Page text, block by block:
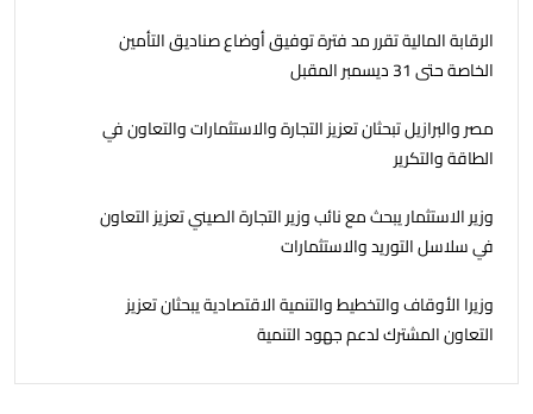
الرقابة المالية تقرر مد فترة توفيق أوضاع صناديق التأمين
الخاصة حتى 31 ديسمبر المقبل
مصر والبرازيل تبحثان تعزيز التجارة والاستثمارات والتعاون في
الطاقة والتكرير
وزير الاستثمار يبحث مع نائب وزير التجارة الصيني تعزيز التعاون
في سلاسل التوريد والاستثمارات
وزيرا الأوقاف والتخطيط والتنمية الاقتصادية يبحثان تعزيز
التعاون المشترك لدعم جهود التنمية